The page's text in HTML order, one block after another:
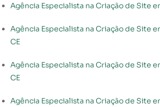
Agência Especialista na Criação de Site
Agência Especialista na Criação de Site
CE
Agência Especialista na Criação de Site
CE
Agência Especialista na Criação de Site